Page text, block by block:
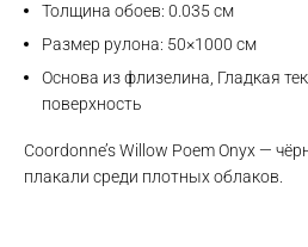
Толщина обоев: 0.035 см
Размер рулона: 50×1000 см
Основа из флизелина, Гладкая
поверхность
Coordonne’s Willow Poem Onyx —
плакали среди плотных облаков.